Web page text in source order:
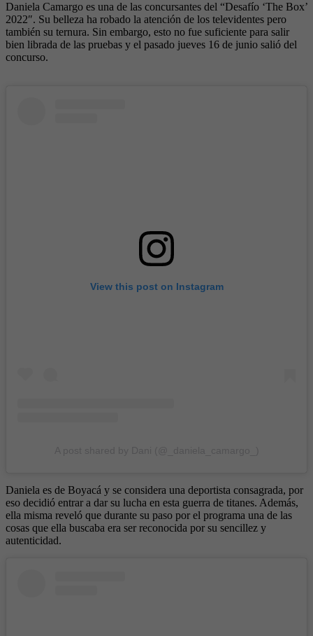
Daniela Camargo es una de las concursantes del “Desafío ‘The Box’
2022″. Su belleza ha robado la atención de los televidentes pero
también su ternura. Sin embargo, esto no fue suficiente para salir
bien librada de las pruebas y el pasado jueves 16 de junio salió del
concurso.
View this post on Instagram
Daniela es de Boyacá y se considera una deportista consagrada, por
eso decidió entrar a dar su lucha en esta guerra de titanes. Además,
ella misma reveló que durante su paso por el programa una de las
cosas que ella buscaba era ser reconocida por su sencillez y
autenticidad.